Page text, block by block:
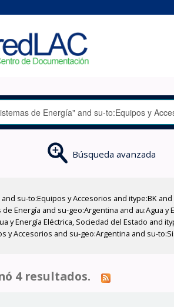
Búsqueda avanzada
su-to:Equipos y Accesorios and itype:BK and
Energía and su-geo:Argentina and au:Agua y
y Energía Eléctrica, Sociedad del Estado and
y Accesorios and su-geo:Argentina and su-
4 resultados.